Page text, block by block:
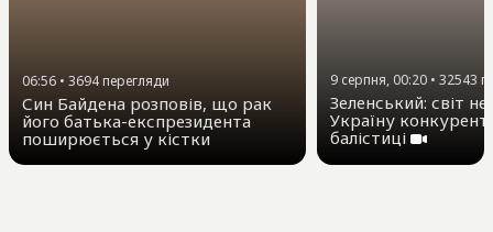
06:56 • 3694перегляди
Син Байдена розповів, що рак
його батька-експрезидента
поширюється у кістки
9 серпня, 00:20 • 32543
Зеленський: світ
Україну
балістиці